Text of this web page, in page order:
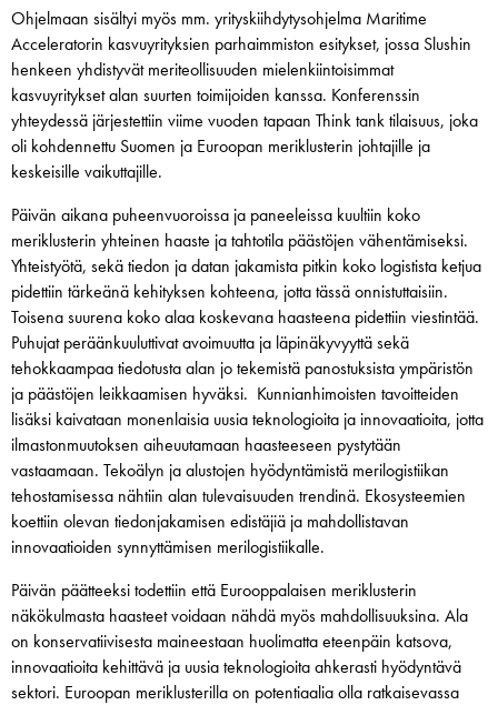
Ohjelmaan sisältyi myös mm. yrityskiihdytysohjelma Maritime
Acceleratorin kasvuyrityksien parhaimmiston esitykset, jossa Slushin
henkeen yhdistyvät meriteollisuuden mielenkiintoisimmat
kasvuyritykset alan suurten toimijoiden kanssa. Konferenssin
yhteydessä järjestettiin viime vuoden tapaan Think tank tilaisuus, joka
oli kohdennettu Suomen ja Euroopan meriklusterin johtajille ja
keskeisille vaikuttajille.
Päivän aikana puheenvuoroissa ja paneeleissa kuultiin koko
meriklusterin yhteinen haaste ja tahtotila päästöjen vähentämiseksi.
Yhteistyötä, sekä tiedon ja datan jakamista pitkin koko logistista ketjua
pidettiin tärkeänä kehityksen kohteena, jotta tässä onnistuttaisiin.
Toisena suurena koko alaa koskevana haasteena pidettiin viestintää.
Puhujat peräänkuuluttivat avoimuutta ja läpinäkyvyyttä sekä
tehokkaampaa tiedotusta alan jo tekemistä panostuksista ympäristön
ja päästöjen leikkaamisen hyväksi. Kunnianhimoisten tavoitteiden
lisäksi kaivataan monenlaisia uusia teknologioita ja innovaatioita, jotta
ilmastonmuutoksen aiheuutamaan haasteeseen pystytään
vastaamaan. Tekoälyn ja alustojen hyödyntämistä merilogistiikan
tehostamisessa nähtiin alan tulevaisuuden trendinä. Ekosysteemien
koettiin olevan tiedonjakamisen edistäjiä ja mahdollistavan
innovaatioiden synnyttämisen merilogistiikalle.
Päivän päätteeksi todettiin että Eurooppalaisen meriklusterin
näkökulmasta haasteet voidaan nähdä myös mahdollisuuksina. Ala
on konservatiivisesta maineestaan huolimatta eteenpäin katsova,
innovaatioita kehittävä ja uusia teknologioita ahkerasti hyödyntävä
sektori. Euroopan meriklusterilla on potentiaalia olla ratkaisevassa